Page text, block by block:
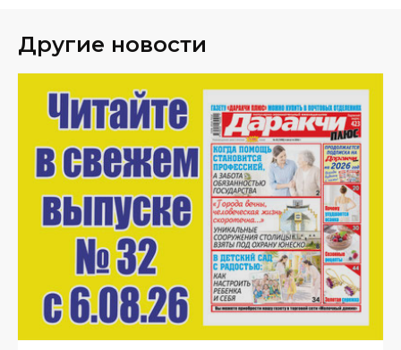
Другие новости